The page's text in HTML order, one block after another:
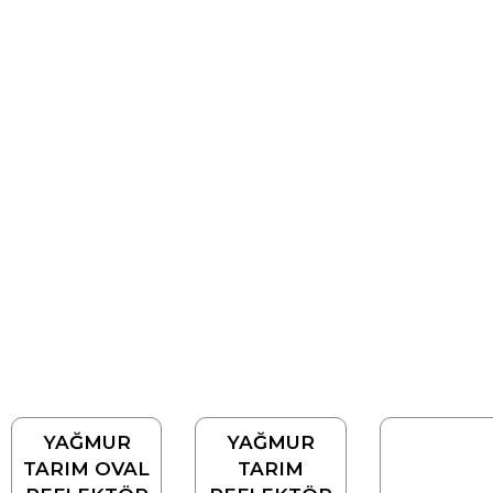
YAĞMUR
TARIM OVAL
YAĞMUR
TARIM